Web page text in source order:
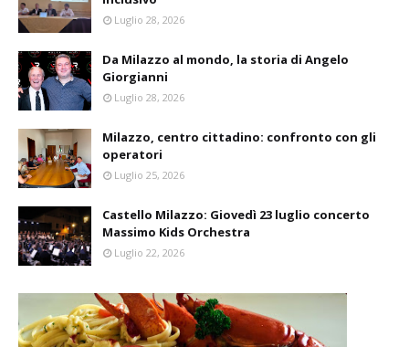
Luglio 28, 2026
Da Milazzo al mondo, la storia di Angelo
Giorgianni
Luglio 28, 2026
Milazzo, centro cittadino: confronto con gli
operatori
Luglio 25, 2026
Castello Milazzo: Giovedì 23 luglio concerto
Massimo Kids Orchestra
Luglio 22, 2026